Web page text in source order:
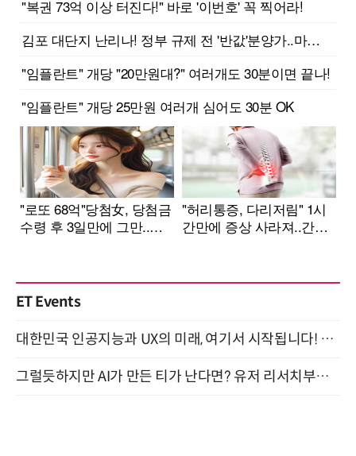
ET Events
대한민국 인공지능과 UX의 미래, 여기서 시작됩니다! UX Korea 2026 - Fall 9월 2일 개최
그럴듯하지만 AI가 만든 티가 난다면? 유저 리서치부터 배포까지! (9/15)